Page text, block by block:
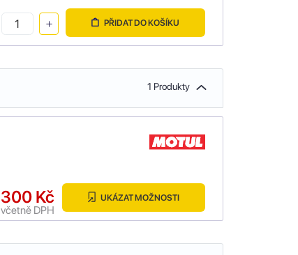
PŘIDAT DO KOŠÍKU
1 Produkty
300 Kč
včetně DPH
UKÁZAT MOŽNOSTI